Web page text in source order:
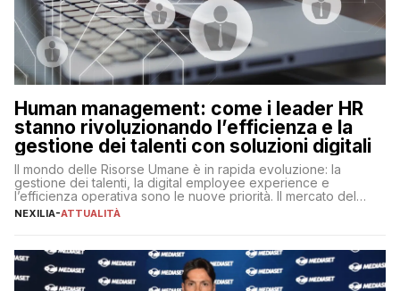
Human management: come i leader HR
stanno rivoluzionando l’efficienza e la
gestione dei talenti con soluzioni digitali
Il mondo delle Risorse Umane è in rapida evoluzione: la
gestione dei talenti, la digital employee experience e
l’efficienza operativa sono le nuove priorità. Il mercato del
lavoro, d’altra parte, è sempre più competitivo con una lotta
NEXILIA-ATTUALITÀ